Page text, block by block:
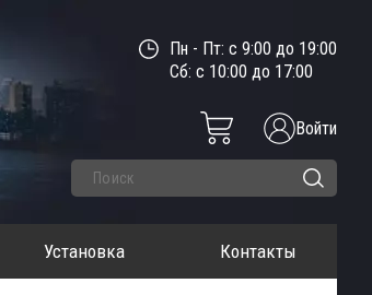
Пн - Пт: с 9:00 до 19:00
Сб: с 10:00 до 17:00
Войти
Установка Контакты